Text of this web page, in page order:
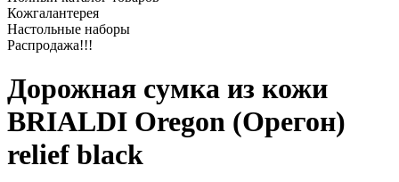
Кожгалантерея
Настольные наборы
Распродажа!!!
Дорожная сумка из кожи
BRIALDI Oregon (Орегон)
relief black